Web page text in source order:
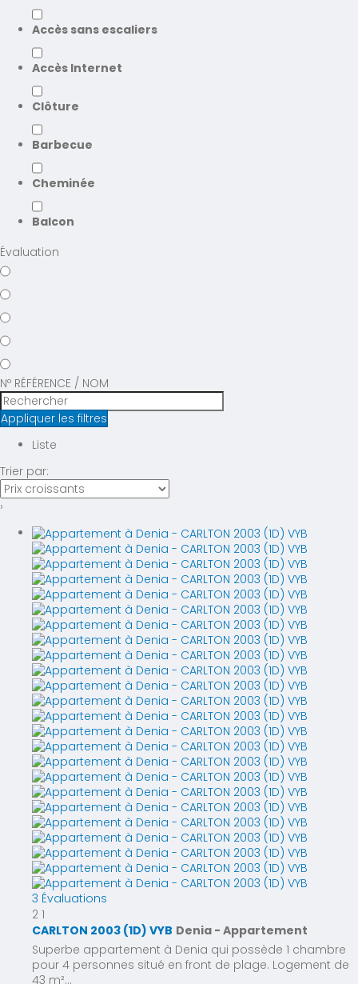
Accès sans escaliers
Accès Internet
Clôture
Barbecue
Cheminée
Balcon
Évaluation
Nº RÉFÉRENCE / NOM
Appliquer les filtres
Liste
Trier par:
›
3 Évaluations
2 1
CARLTON 2003 (1D) VYB Denia - Appartement
Superbe appartement à Denia qui possède 1 chambre
pour 4 personnes situé en front de plage. Logement de
43 m²...